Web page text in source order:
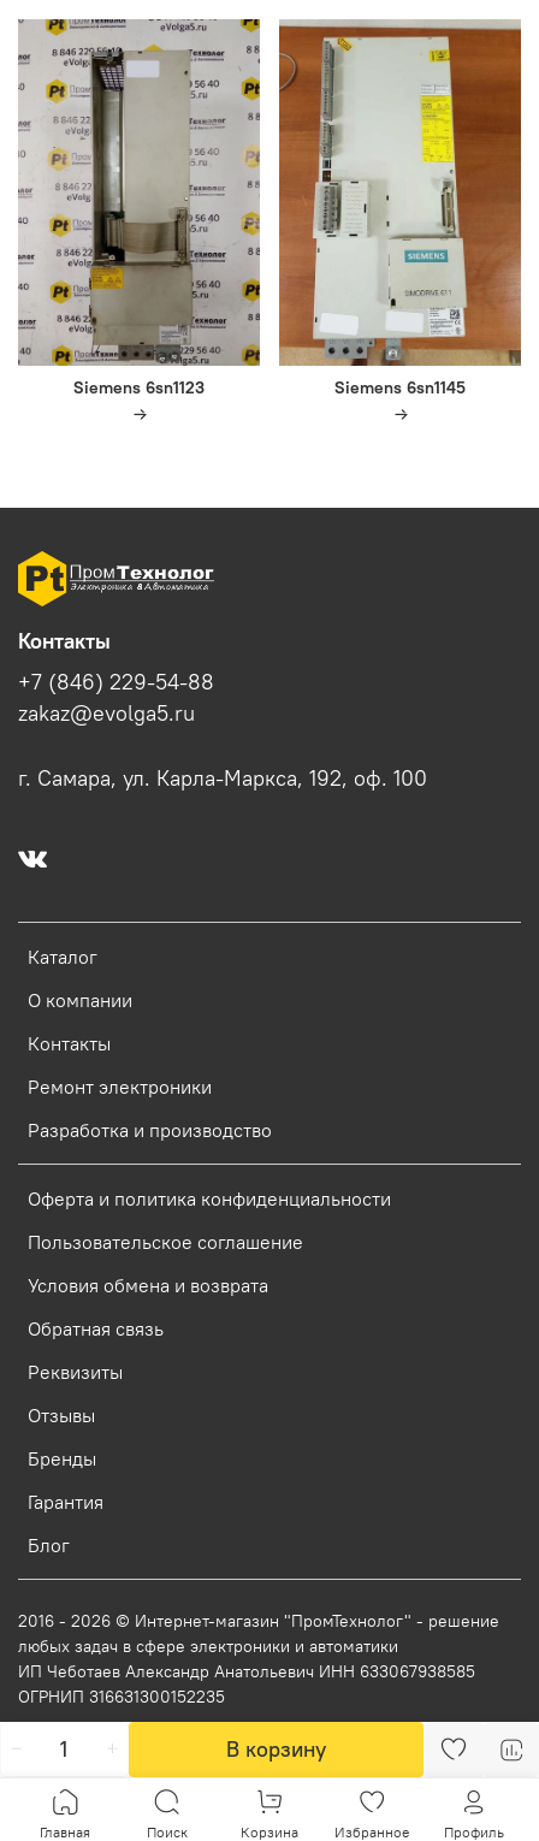
В корзину
Siemens 6sn1123 Siemens 6sn1145
Каталог
О компании
Контакты
Ремонт электроники
Разработка и производство
Оферта и политика конфиденциальности
Пользовательское соглашение
Условия обмена и возврата
Обратная связь
Реквизиты
Отзывы
Бренды
Гарантия
Блог
Контакты
+7 (846) 229-54-88
zakaz@evolga5.ru
г. Самара, ул. Карла-Маркса, 192, оф. 100
2016 - 2026 © Интернет-магазин "ПромТехнолог" - решение
любых задач в сфере электроники и автоматики
ИП Чеботаев Александр Анатольевич ИНН 633067938585
ОГРНИП 316631300152235
Главная Поиск Корзина Избранное Профиль